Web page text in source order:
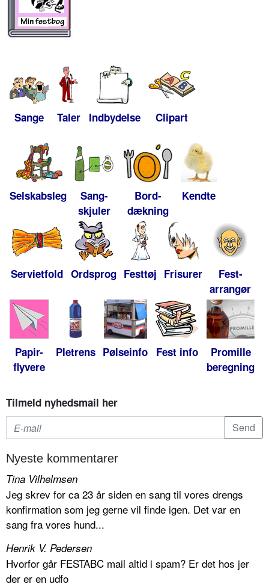
Sange Taler Indbydelse Clipart
Selskabsleg
Sang-
skjuler
Bord-
dækning
Kendte
Servietfold Ordsprog Festtøj Frisurer
Fest-
arrangør
Papir-
flyvere
Pletrens Pølseinfo Fest info
Promille
beregning
Tilmeld nyhedsmail her
Nyeste kommentarer
Tina Vilhelmsen
Jeg skrev for ca 23 år siden en sang til vores drengs
konfirmation som jeg gerne vil finde igen. Det var en
sang fra vores hund...
Henrik V. Pedersen
Hvorfor går FESTABC mail altid i spam? Er det hos jer
der er en udfo